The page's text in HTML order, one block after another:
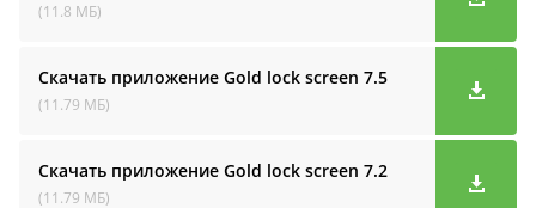
(11.8 МБ)
Скачать приложение Gold lock screen 7.5
(11.79 МБ)
Скачать приложение Gold lock screen 7.2
(11.79 МБ)